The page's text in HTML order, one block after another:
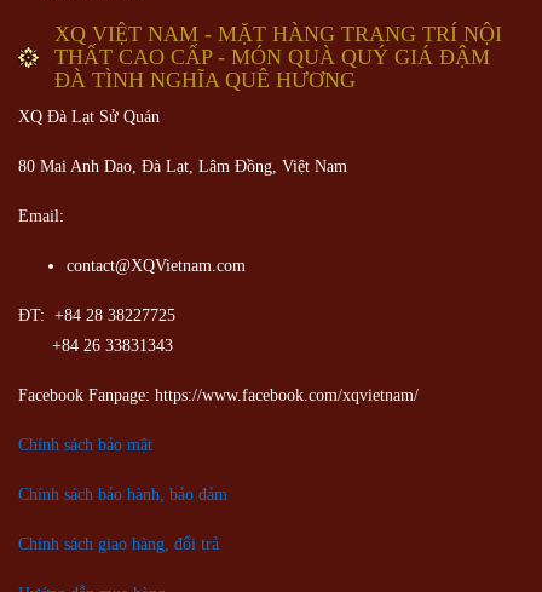
XQ VIỆT NAM - MẶT HÀNG TRANG TRÍ NỘI
THẤT CAO CẤP - MÓN QUÀ QUÝ GIÁ ĐẬM
ĐÀ TÌNH NGHĨA QUÊ HƯƠNG
XQ Đà Lạt Sử Quán
80 Mai Anh Dao, Đà Lạt, Lâm Đồng, Việt Nam
Email:
contact@XQVietnam.com
ĐT: +84 28 38227725
+84 26 33831343
Facebook Fanpage: https://www.facebook.com/xqvietnam/
Chính sách bảo mật
Chính sách bảo hành, bảo đảm
Chính sách giao hàng, đổi trả